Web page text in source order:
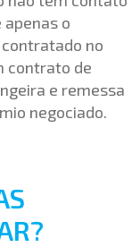
o
no
contrato de
e remessa
negociado.